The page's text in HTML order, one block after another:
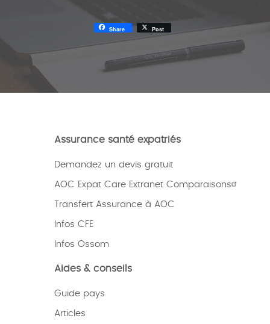
Share Post
Assurance santé expatriés
Demandez un devis gratuit
AOC Expat Care Extranet Comparaisons
Transfert Assurance à AOC
Infos CFE
Infos Ossom
Aides & conseils
Guide pays
Articles